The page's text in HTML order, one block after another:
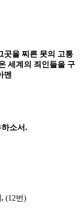
곳을 찌른 못의 고통
세계의 죄인들을 구
멘
소서.
. (12번)